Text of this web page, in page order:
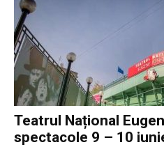
Teatrul Național
spectacole 9 – 10